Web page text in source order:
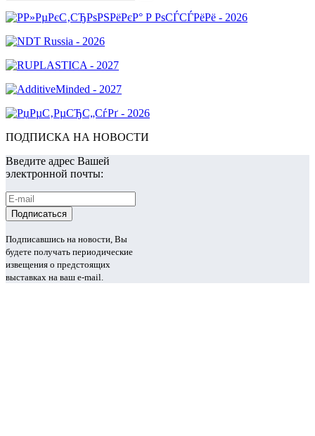
ПОДПИСКА НА НОВОСТИ
Введите адрес Вашей
электронной почты:
Подписавшись на новости, Вы
будете получать периодические
извещения о предстоящих
выставках на ваш e-mail.